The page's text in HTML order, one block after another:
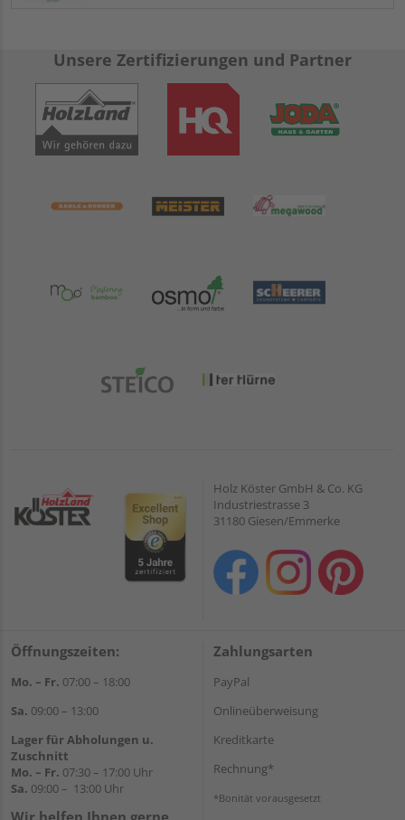
Unsere Zertifizierungen und Partner
Holz Köster GmbH & Co. KG
Industriestrasse 3
31180 Giesen/Emmerke
Öffnungszeiten:
Mo. – Fr. 07:00 – 18:00
Sa. 09:00 – 13:00
Lager für Abholungen u.
Zuschnitt
Mo. – Fr. 07:30 – 17:00 Uhr
Sa. 09:00 – 13:00 Uhr
Wir helfen Ihnen gerne
Zahlungsarten
PayPal
Onlineüberweisung
Kreditkarte
Rechnung*
*Bonität vorausgesetzt